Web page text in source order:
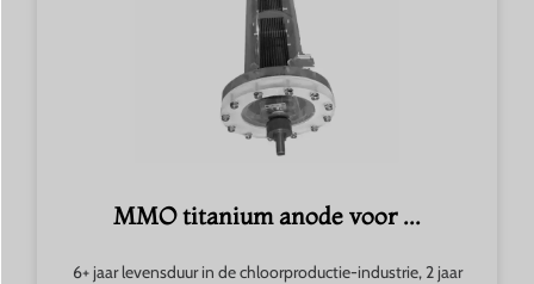
MMO titanium anode voor ...
6+ jaar levensduur in de chloorproductie-industrie, 2 jaar